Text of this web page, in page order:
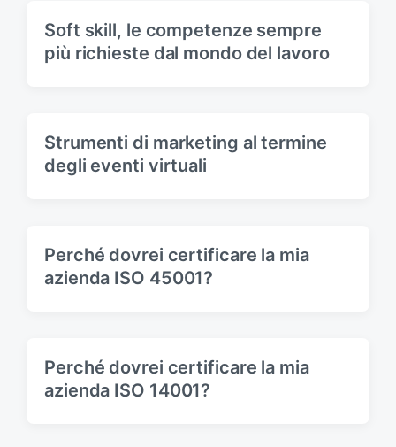
:Soft skill, le competenze sempre
più richieste dal mondo del lavoro
Strumenti di marketing al termine
degli eventi virtuali
Perché dovrei certificare la mia
azienda ISO 45001?
Perché dovrei certificare la mia
azienda ISO 14001?